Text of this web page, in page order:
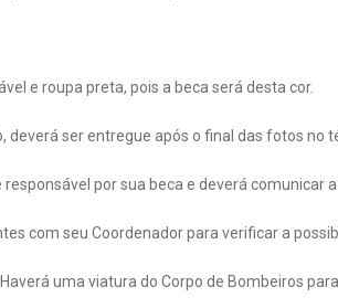
e roupa preta, pois a beca será desta cor.
deverá ser entregue após o final das fotos no
por sua beca e deverá comunicar
com seu Coordenador para verificar a
uma viatura do Corpo de Bombeiros